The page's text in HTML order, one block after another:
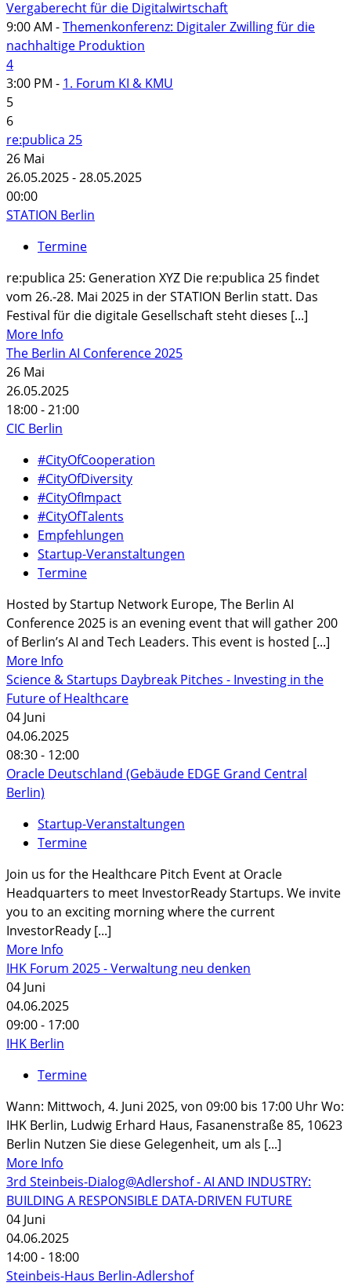
Vergaberecht für die Digitalwirtschaft
9:00 AM -Themenkonferenz: Digitaler Zwilling für die
nachhaltige Produktion
4
3:00 PM - 1. Forum KI & KMU
5
6
re:publica 25
26 Mai
26.05.2025 - 28.05.2025
00:00
STATION Berlin
Termine
re:publica 25: Generation XYZ Die re:publica 25 findet
vom 26.-28. Mai 2025 in der STATION Berlin statt. Das
Festival für die digitale Gesellschaft steht dieses [...]
More Info
The Berlin AI Conference 2025
26 Mai
26.05.2025
18:00 - 21:00
CIC Berlin
#CityOfCooperation
#CityOfDiversity
#CityOfImpact
#CityOfTalents
Empfehlungen
Startup-Veranstaltungen
Termine
Hosted by Startup Network Europe, The Berlin AI
Conference 2025 is an evening event that will gather 200
of Berlin’s AI and Tech Leaders. This event is hosted [...]
More Info
Science & Startups Daybreak Pitches - Investing in the
Future of Healthcare
04 Juni
04.06.2025
08:30 - 12:00
Oracle Deutschland (Gebäude EDGE Grand Central
Berlin)
Startup-Veranstaltungen
Termine
Join us for the Healthcare Pitch Event at Oracle
Headquarters to meet InvestorReady Startups. We invite
you to an exciting morning where the current
InvestorReady [...]
More Info
IHK Forum 2025 - Verwaltung neu denken
04 Juni
04.06.2025
09:00 - 17:00
IHK Berlin
Termine
Wann: Mittwoch, 4. Juni 2025, von 09:00 bis 17:00 Uhr Wo:
IHK Berlin, Ludwig Erhard Haus, Fasanenstraße 85, 10623
Berlin Nutzen Sie diese Gelegenheit, um als [...]
More Info
3rd Steinbeis-Dialog@Adlershof - AI AND INDUSTRY:
BUILDING A RESPONSIBLE DATA-DRIVEN FUTURE
04 Juni
04.06.2025
14:00 - 18:00
Steinbeis-Haus Berlin-Adlershof